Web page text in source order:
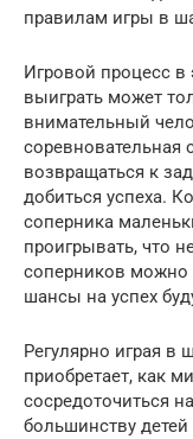
правилам игры в
Игровой процесс в
выиграть может
внимательный
соревновательная
возвращаться к
добиться успеха.
соперника
проигрывать, что
соперников можно
шансы на успех
Регулярно играя в
приобретает, как
сосредоточиться
большинству